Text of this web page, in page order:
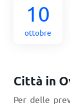
10
ottobre
Città in
Per delle